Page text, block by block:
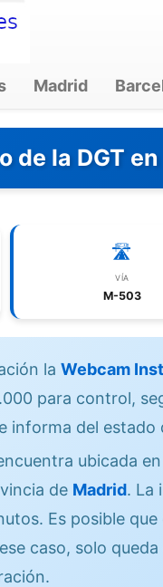
Madrid
de la DGT
🛣️
VÍA
M-503
la Webcam
para control,
informa del
ubicada
de Madrid. La
Es posible
caso, solo